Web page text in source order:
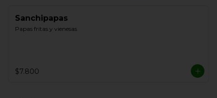
Sanchipapas
Papas fritas y vienesas
$7.800